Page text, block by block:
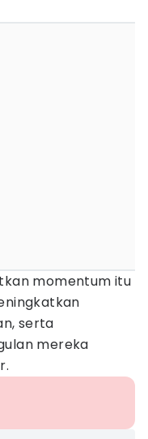
momentum itu
serta
mereka